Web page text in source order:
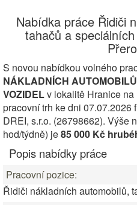
Nabídka práce Řidiči
tahačů a
S novou nabídkou volného
NÁKLADNÍCH
VOZIDELv lokalitě Hranice
pracovní trh ke dni 07.07.2026
DREI, s.r.o. (26798662). Výše
hod/týdně) je85 000 Kč
Popis nabídky práce
Pracovní pozice:
Řidiči nákladních automobilů,